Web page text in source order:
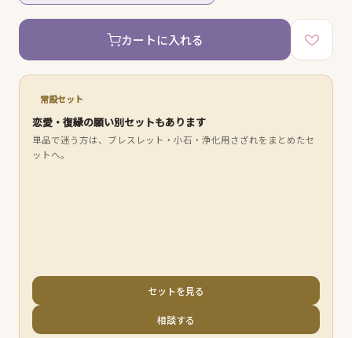
カートに入れる
常設セット
恋愛・復縁の願い別セットもあります
単品で迷う方は、ブレスレット・小石・浄化用さざれをまとめたセ
ットへ。
セットを見る
相談する